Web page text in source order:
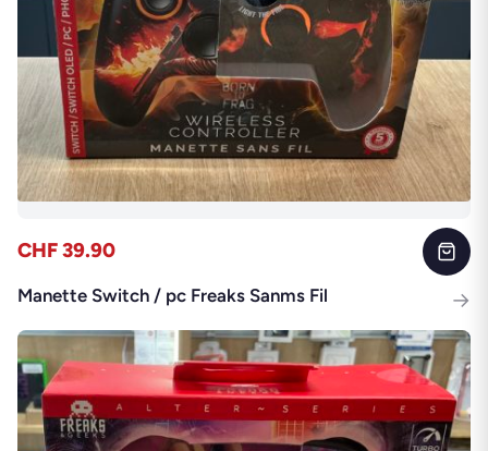
CHF 39.90
Manette Switch / pc Freaks Sanms Fil →